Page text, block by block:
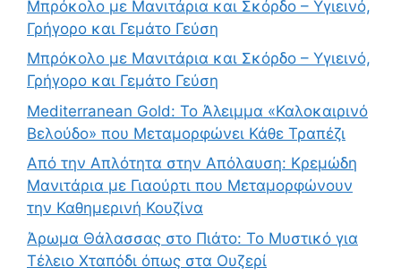
Μπρόκολο με Μανιτάρια και Σκόρδο – Υγιεινό,
Γρήγορο και Γεμάτο Γεύση
Μπρόκολο με Μανιτάρια και Σκόρδο – Υγιεινό,
Γρήγορο και Γεμάτο Γεύση
Mediterranean Gold: Το Άλειμμα «Καλοκαιρινό
Βελούδο» που Μεταμορφώνει Κάθε Τραπέζι
Από την Απλότητα στην Απόλαυση: Κρεμώδη
Μανιτάρια με Γιαούρτι που Μεταμορφώνουν
την Καθημερινή Κουζίνα
Άρωμα Θάλασσας στο Πιάτο: Το Μυστικό για
Τέλειο Χταπόδι όπως στα Ουζερί